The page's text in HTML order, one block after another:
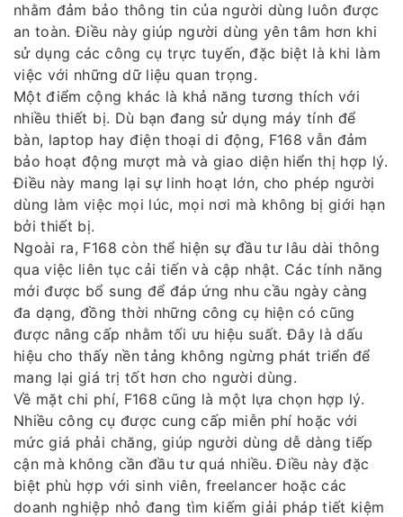
nhằm đảm bảo thông tin của người dùng luôn được
an toàn. Điều này giúp người dùng yên tâm hơn khi
sử dụng các công cụ trực tuyến, đặc biệt là khi làm
việc với những dữ liệu quan trọng.
Một điểm cộng khác là khả năng tương thích với
nhiều thiết bị. Dù bạn đang sử dụng máy tính để
bàn, laptop hay điện thoại di động, F168 vẫn đảm
bảo hoạt động mượt mà và giao diện hiển thị hợp lý.
Điều này mang lại sự linh hoạt lớn, cho phép người
dùng làm việc mọi lúc, mọi nơi mà không bị giới hạn
bởi thiết bị.
Ngoài ra, F168 còn thể hiện sự đầu tư lâu dài thông
qua việc liên tục cải tiến và cập nhật. Các tính năng
mới được bổ sung để đáp ứng nhu cầu ngày càng
đa dạng, đồng thời những công cụ hiện có cũng
được nâng cấp nhằm tối ưu hiệu suất. Đây là dấu
hiệu cho thấy nền tảng không ngừng phát triển để
mang lại giá trị tốt hơn cho người dùng.
Về mặt chi phí, F168 cũng là một lựa chọn hợp lý.
Nhiều công cụ được cung cấp miễn phí hoặc với
mức giá phải chăng, giúp người dùng dễ dàng tiếp
cận mà không cần đầu tư quá nhiều. Điều này đặc
biệt phù hợp với sinh viên, freelancer hoặc các
doanh nghiệp nhỏ đang tìm kiếm giải pháp tiết kiệm